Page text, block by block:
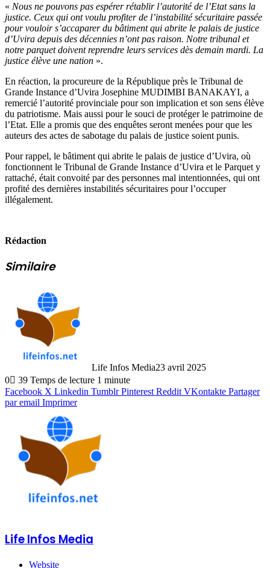
« Nous ne pouvons pas espérer rétablir l’autorité de l’Etat sans la
justice. Ceux qui ont voulu profiter de l’instabilité sécuritaire passée
pour vouloir s’accaparer du bâtiment qui abrite le palais de justice
d’Uvira depuis des décennies n’ont pas raison. Notre tribunal et
notre parquet doivent reprendre leurs services dès demain mardi. La
justice élève une nation ».
En réaction, la procureure de la République près le Tribunal de
Grande Instance d’Uvira Josephine MUDIMBI BANAKAYI, a
remercié l’autorité provinciale pour son implication et son sens élève
du patriotisme. Mais aussi pour le souci de protéger le patrimoine de
l’Etat. Elle a promis que des enquêtes seront menées pour que les
auteurs des actes de sabotage du palais de justice soient punis.
Pour rappel, le bâtiment qui abrite le palais de justice d’Uvira, où
fonctionnent le Tribunal de Grande Instance d’Uvira et le Parquet y
rattaché, était convoité par des personnes mal intentionnées, qui ont
profité des dernières instabilités sécuritaires pour l’occuper
illégalement.
Rédaction
Similaire
Life Infos Media23 avril 2025
0
39 Temps de lecture 1 minute
Facebook X Linkedin Tumblr Pinterest Reddit VKontakte Partager
par email Imprimer
Life Infos Media
Website